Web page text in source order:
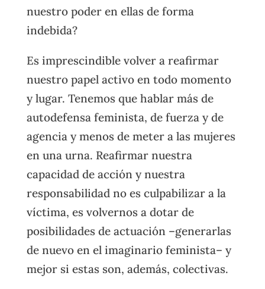
nuestro poder en ellas de forma
indebida?
Es imprescindible volver a reafirmar
nuestro papel activo en todo momento
y lugar. Tenemos que hablar más de
autodefensa feminista, de fuerza y de
agencia y menos de meter a las mujeres
en una urna. Reafirmar nuestra
capacidad de acción y nuestra
responsabilidad no es culpabilizar a la
víctima, es volvernos a dotar de
posibilidades de actuación –generarlas
de nuevo en el imaginario feminista– y
mejor si estas son, además, colectivas.